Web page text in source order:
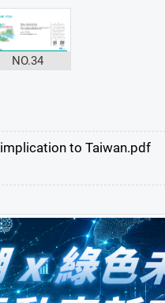
NO.34
to Taiwan.pdf